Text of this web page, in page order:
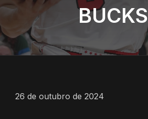
BUCKS
26 de outubro de 2024